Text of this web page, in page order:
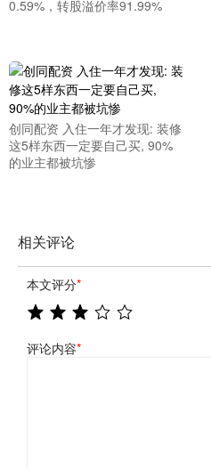
0.59%，转股溢价率91.99%
创同配资 入住一年才发现: 装修
这5样东西一定要自己买, 90%
的业主都被坑惨
相关评论
本文评分*
评论内容*